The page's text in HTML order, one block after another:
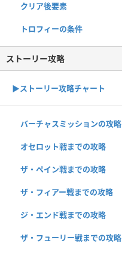
クリア後要素
トロフィーの条件
ストーリー攻略
▶︎ストーリー攻略チャート
バーチャスミッションの攻略
オセロット戦までの攻略
ザ・ペイン戦までの攻略
ザ・フィアー戦までの攻略
ジ・エンド戦までの攻略
ザ・フューリー戦までの攻略